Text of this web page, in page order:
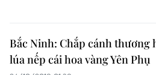
Bắc Ninh: Chắp cánh thương
lúa nếp cái hoa vàng Yên Phụ